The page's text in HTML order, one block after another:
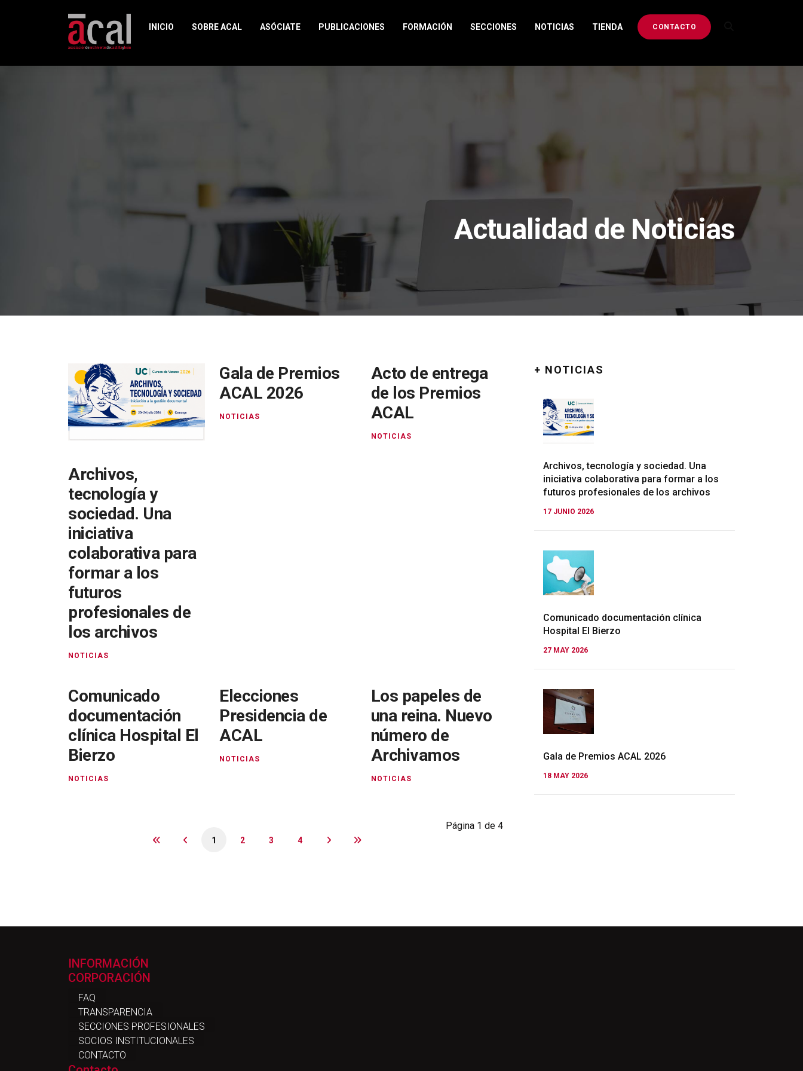
INICIO SOBRE ACAL ASÓCIATE PUBLICACIONES FORMACIÓN SECCIONES NOTICIAS TIENDA CONTACTO
Actualidad de Noticias
Archivos,
tecnología y
sociedad. Una
iniciativa
colaborativa para
formar a los
futuros
profesionales de
los archivos
NOTICIAS
Gala de Premios
ACAL 2026
NOTICIAS
Acto de entrega
de los Premios
ACAL
NOTICIAS
Comunicado
documentación
clínica Hospital El
Bierzo
NOTICIAS
Elecciones
Presidencia de
ACAL
NOTICIAS
Los papeles de
una reina. Nuevo
número de
Archivamos
NOTICIAS
Página 1 de 4
1 2 3 4
+ NOTICIAS
Archivos, tecnología y sociedad. Una
iniciativa colaborativa para formar a los
futuros profesionales de los archivos
17 JUNIO 2026
Comunicado documentación clínica
Hospital El Bierzo
27 MAY 2026
Gala de Premios ACAL 2026
18 MAY 2026
INFORMACIÓN
CORPORACIÓN
FAQ
TRANSPARENCIA
SECCIONES PROFESIONALES
SOCIOS INSTITUCIONALES
CONTACTO